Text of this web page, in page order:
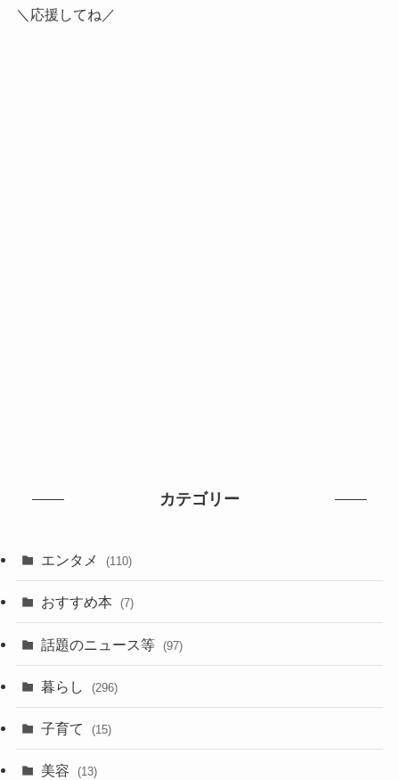
＼応援してね／
カテゴリー
エンタメ (110)
おすすめ本 (7)
話題のニュース等 (97)
暮らし (296)
子育て (15)
美容 (13)